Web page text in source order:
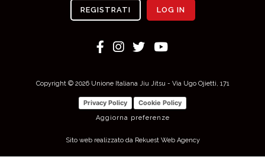
REGISTRATI LOG IN
Copyright © 2026 Unione Italiana Jiu Jitsu - Via Ugo Ojietti, 171
Privacy Policy Cookie Policy
Aggiorna preferenze
Sito web realizzato da Rekuest Web Agency